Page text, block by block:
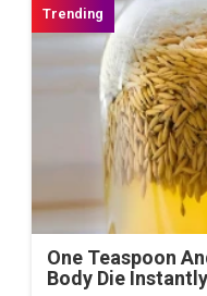
One Teaspoon
Body Die Instantly